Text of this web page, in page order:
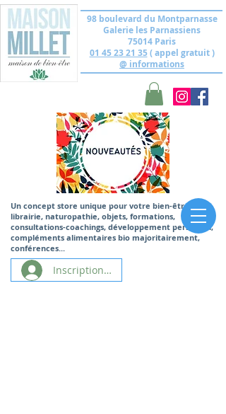
98 boulevard du Montparnasse
Galerie les Parnassiens
75014 Paris
01 45 23 21 35( appel gratuit )
@ informations
Un concept store unique pour votre bien-être,
librairie, naturopathie, objets, formations,
consultations-coachings, développement personnel,
compléments alimentaires bio majoritairement,
conférences...
Inscription/Connexion